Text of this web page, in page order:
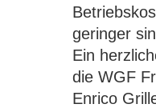
geringer
Ein
die WGF
Enrico